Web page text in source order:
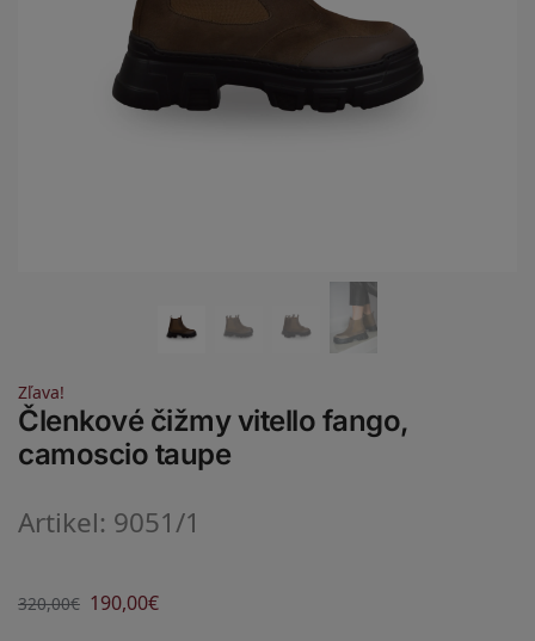
Zľava!
Členkové čižmy vitello fango,
camoscio taupe
Artikel: 9051/1
320,00€ 190,00€